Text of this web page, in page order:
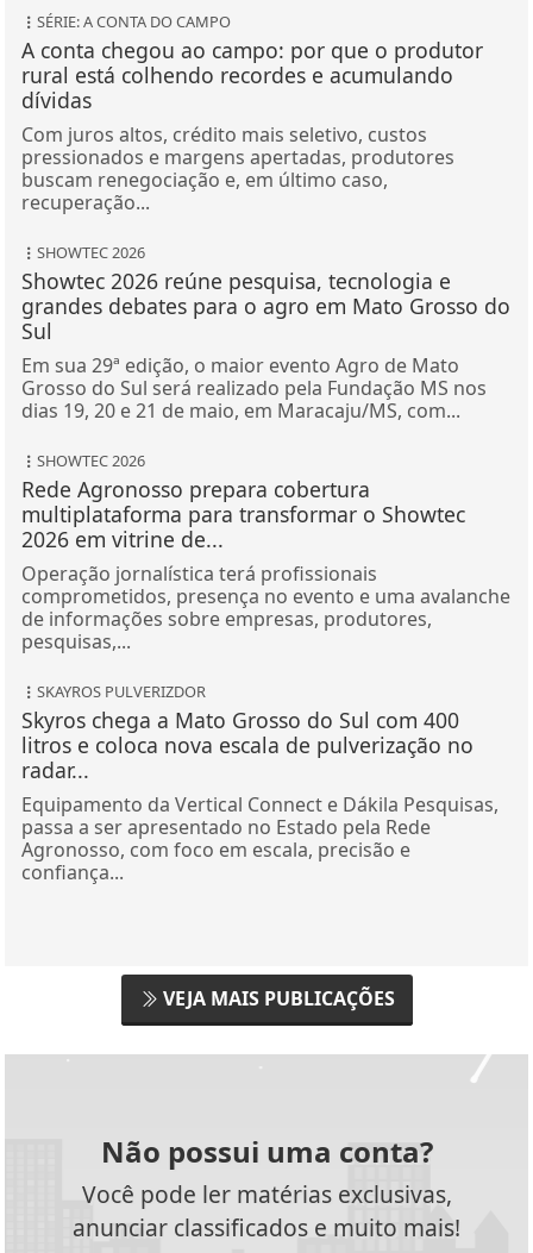
SÉRIE: A CONTA DO CAMPO
A conta chegou ao campo: por que o produtor
rural está colhendo recordes e acumulando
dívidas
Com juros altos, crédito mais seletivo, custos
pressionados e margens apertadas, produtores
buscam renegociação e, em último caso,
recuperação...
SHOWTEC 2026
Showtec 2026 reúne pesquisa, tecnologia e
grandes debates para o agro em Mato Grosso do
Sul
Em sua 29ª edição, o maior evento Agro de Mato
Grosso do Sul será realizado pela Fundação MS nos
dias 19, 20 e 21 de maio, em Maracaju/MS, com...
SHOWTEC 2026
Rede Agronosso prepara cobertura
multiplataforma para transformar o Showtec
2026 em vitrine de...
Operação jornalística terá profissionais
comprometidos, presença no evento e uma avalanche
de informações sobre empresas, produtores,
pesquisas,...
SKAYROS PULVERIZDOR
Skyros chega a Mato Grosso do Sul com 400
litros e coloca nova escala de pulverização no
radar...
Equipamento da Vertical Connect e Dákila Pesquisas,
passa a ser apresentado no Estado pela Rede
Agronosso, com foco em escala, precisão e
confiança...
VEJA MAIS PUBLICAÇÕES
Não possui uma conta?
Você pode ler matérias exclusivas,
anunciar classificados e muito mais!